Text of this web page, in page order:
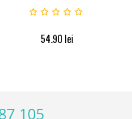
54.90 lei
105